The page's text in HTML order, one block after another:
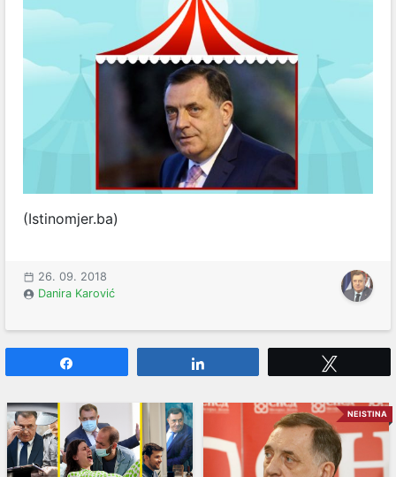
(Istinomjer.ba)
26. 09. 2018
Danira Karović
NEISTINA